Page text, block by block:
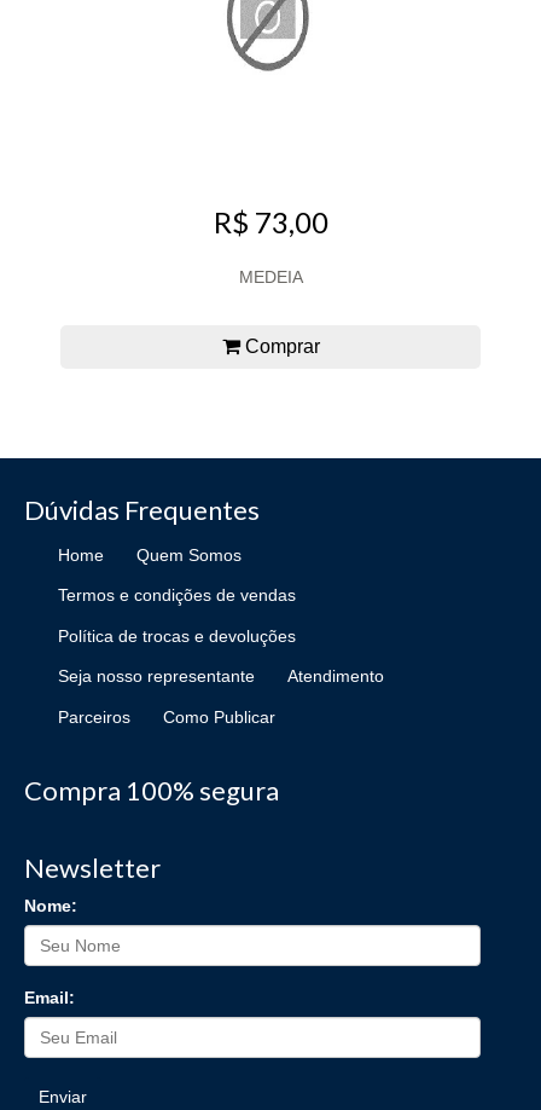
R$ 73,00
MEDEIA
Comprar
Dúvidas Frequentes
Home Quem Somos
Termos e condições de vendas
Política de trocas e devoluções
Seja nosso representante Atendimento
Parceiros Como Publicar
Compra 100% segura
Newsletter
Nome:
Email:
Enviar